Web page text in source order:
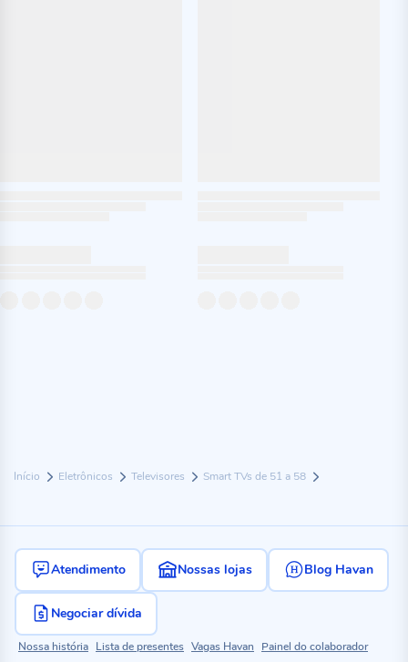
Início Eletrônicos Televisores Smart TVs de 51 a 58
Atendimento Nossas lojas Blog Havan
Negociar dívida
Nossa história Lista de presentes Vagas Havan
Painel do colaborador